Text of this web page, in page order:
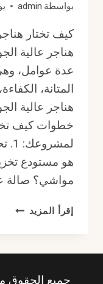
بواسطة admin
كيف تختار
هناجر عالية
عدة عوامل،
المتانة،
هناجر عالية
خطوات كيف
هو مستودع
مواشي؟
إقرأ المزيد كيف
عالية
جميع الحقوق